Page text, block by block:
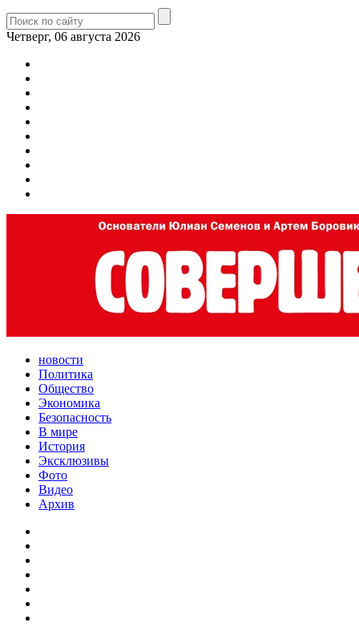
Четверг, 06 августа 2026
новости
Политика
Общество
Экономика
Безопасность
В мире
История
Эксклюзивы
Фото
Видео
Архив